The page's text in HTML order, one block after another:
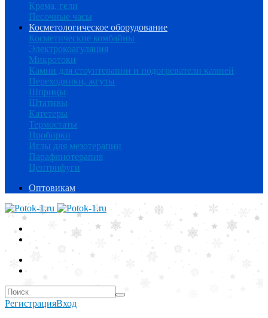
Крема, гели
Песочные часы
Косметологическое оборудование
Косметические комбайны
Электрокоагуляция
Микротоки
Камни для стоунтерапии и подогреватели камней
Переходники, жгуты
Шприцы
Штативы
Катетеры
Термостаты
Пробирки
Иглы для мезотерапии
Парафинотерапия
Центрифуги
Оптовикам
РегистрацияВход